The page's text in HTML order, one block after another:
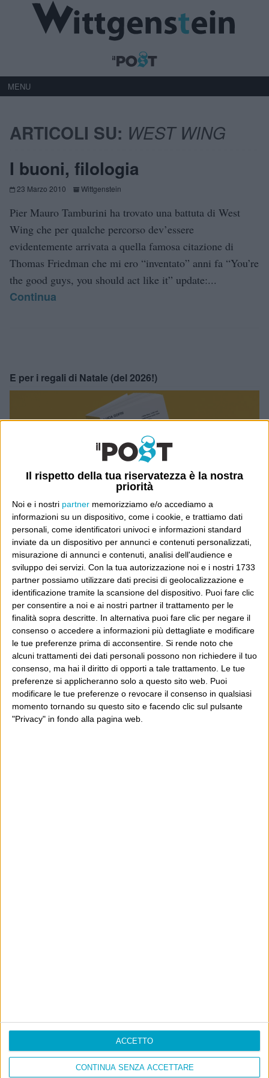
Il rispetto della tua riservatezza è la nostra
priorità
Noi e i nostri partner memorizziamo e/o accediamo a
informazioni su un dispositivo, come i cookie, e trattiamo dati
personali, come identificatori univoci e informazioni standard
inviate da un dispositivo per annunci e contenuti personalizzati,
misurazione di annunci e contenuti, analisi dell'audience e
sviluppo dei servizi. Con la tua autorizzazione noi e i nostri 1733
partner possiamo utilizzare dati precisi di geolocalizzazione e
identificazione tramite la scansione del dispositivo. Puoi fare clic
per consentire a noi e ai nostri partner il trattamento per le
finalità sopra descritte. In alternativa puoi fare clic per negare il
consenso o accedere a informazioni più dettagliate e modificare
le tue preferenze prima di acconsentire. Si rende noto che
alcuni trattamenti dei dati personali possono non richiedere il tuo
consenso, ma hai il diritto di opporti a tale trattamento. Le tue
preferenze si applicheranno solo a questo sito web. Puoi
modificare le tue preferenze o revocare il consenso in qualsiasi
momento tornando su questo sito e facendo clic sul pulsante
"Privacy" in fondo alla pagina web.
CONTINUA SENZA ACCETTARE
ACCETTO
MENU
ARTICOLI SU: WEST WING
I buoni, filologia
23 Marzo 2010 Wittgenstein
Pier Mauro Tamburini ha trovato una battuta di West
Wing che per qualche percorso dev’essere
evidentemente arrivata a quella famosa citazione di
Thomas Friedman che mi ero “inventato” anni fa “You’re
the good guys, you should act like it” update:...
Continua
E per i regali di Natale (del 2026!)